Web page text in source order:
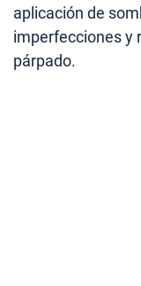
aplicación de
imperfecciones y
párpado.